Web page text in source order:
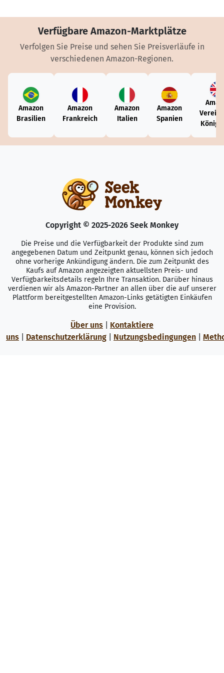
Verfügbare Amazon-Marktplätze
Verfolgen Sie Preise und sehen Sie Preisverläufe in
verschiedenen Amazon-Regionen.
Amazon
Brasilien
Amazon
Frankreich
Amazon
Italien
Amazon
Spanien
Copyright © 2025-2026 Seek Monkey
Die Preise und die Verfügbarkeit der Produkte sind zum
angegebenen Datum und Zeitpunkt genau, können sich jedoch
ohne vorherige Ankündigung ändern. Die zum Zeitpunkt des
Kaufs auf Amazon angezeigten aktuellsten Preis- und
Verfügbarkeitsdetails regeln Ihre Transaktion. Darüber hinaus
verdienen wir als Amazon-Partner an allen über die auf unserer
Plattform bereitgestellten Amazon-Links getätigten Einkäufen
eine Provision.
Über uns
Kontaktiere
uns
Datenschutzerklärung Nutzungsbedingungen